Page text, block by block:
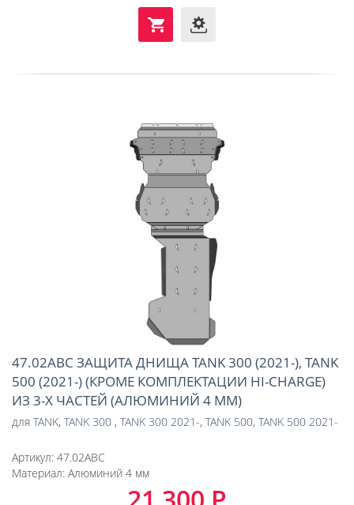
47.02ABC ЗАЩИТА ДНИЩА TANK 300 (2021-), TANK
500 (2021-) (КРОМЕ КОМПЛЕКТАЦИИ HI-CHARGE)
ИЗ 3-Х ЧАСТЕЙ (АЛЮМИНИЙ 4 ММ)
для TANK, TANK 300 , TANK 300 2021-, TANK 500, TANK 500 2021-
Артикул: 47.02ABC
Материал: Алюминий 4 мм